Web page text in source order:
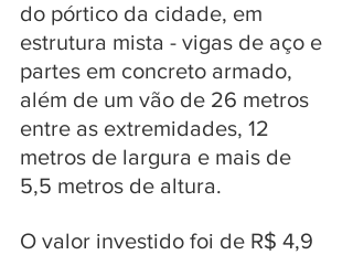
do pórtico da cidade, em
estrutura mista - vigas de aço e
partes em concreto armado,
além de um vão de 26 metros
entre as extremidades, 12
metros de largura e mais de
5,5 metros de altura.
O valor investido foi de R$ 4,9